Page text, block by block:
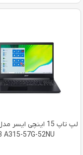
A315-57G-52NU